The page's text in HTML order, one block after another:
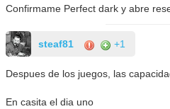
Confirmame Perfect dark y abre
steaf81 +1
Despues de los juegos, las
En casita el dia uno